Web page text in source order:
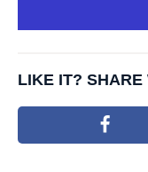
LIKE IT? SHARE